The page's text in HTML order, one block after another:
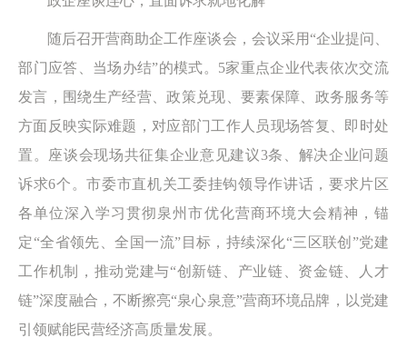
随后召开营商助企工作座谈会，会议采用“企业提问、
部门应答、当场办结”的模式。5家重点企业代表依次交流
发言，围绕生产经营、政策兑现、要素保障、政务服务等
方面反映实际难题，对应部门工作人员现场答复、即时处
置。座谈会现场共征集企业意见建议3条、解决企业问题
诉求6个。市委市直机关工委挂钩领导作讲话，要求片区
各单位深入学习贯彻泉州市优化营商环境大会精神，锚
定“全省领先、全国一流”目标，持续深化“三区联创”党建
工作机制，推动党建与“创新链、产业链、资金链、人才
链”深度融合，不断擦亮“泉心泉意”营商环境品牌，以党建
引领赋能民营经济高质量发展。